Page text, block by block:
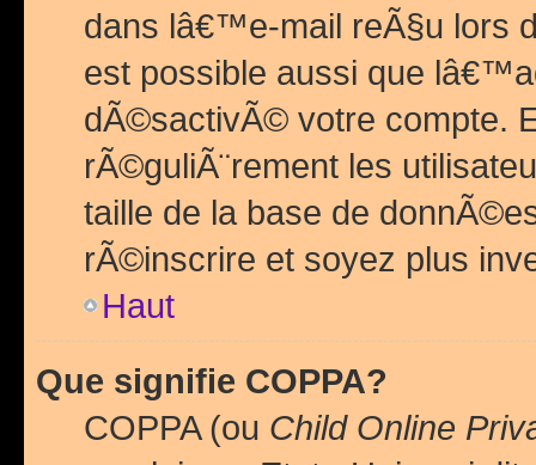
dans lâ€™e-mail reÃ§u lors
est possible aussi que
dÃ©sactivÃ© votre compte.
rÃ©guliÃ¨rement les
taille de la base de
rÃ©inscrire et soyez plus
Haut
Que signifie COPPA?
COPPA (ou Child Online